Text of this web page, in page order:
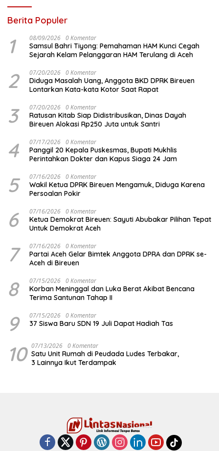
Berita Populer
1 08/09/2026 0 Komentar
Samsul Bahri Tiyong: Pemahaman HAM Kunci Cegah
Sejarah Kelam Pelanggaran HAM Terulang di Aceh
2 07/20/2026 0 Komentar
Diduga Masalah Uang, Anggota BKD DPRK Bireuen
Lontarkan Kata-kata Kotor Saat Rapat
3 07/20/2026 0 Komentar
Ratusan Kitab Siap Didistribusikan, Dinas Dayah
Bireuen Alokasi Rp250 Juta untuk Santri
4 07/17/2026 0 Komentar
Panggil 20 Kepala Puskesmas, Bupati Mukhlis
Perintahkan Dokter dan Kapus Siaga 24 Jam
5 07/16/2026 0 Komentar
Wakil Ketua DPRK Bireuen Mengamuk, Diduga Karena
Persoalan Pokir
6 07/16/2026 0 Komentar
Ketua Demokrat Bireuen: Sayuti Abubakar Pilihan Tepat
Untuk Demokrat Aceh
7 07/16/2026 0 Komentar
Partai Aceh Gelar Bimtek Anggota DPRA dan DPRK se-
Aceh di Bireuen
8 07/15/2026 0 Komentar
Korban Meninggal dan Luka Berat Akibat Bencana
Terima Santunan Tahap II
9 07/15/2026 0 Komentar
37 Siswa Baru SDN 19 Juli Dapat Hadiah Tas
10 07/13/2026 0 Komentar
Satu Unit Rumah di Peudada Ludes Terbakar,
3 Lainnya Ikut Terdampak